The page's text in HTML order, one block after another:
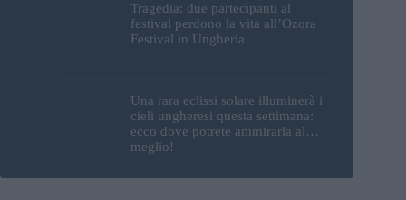
Tragedia: due partecipanti al
festival perdono la vita all’Ozora
Festival in Ungheria
Una rara eclissi solare illuminerà i
cieli ungheresi questa settimana:
ecco dove potrete ammirarla al
meglio!